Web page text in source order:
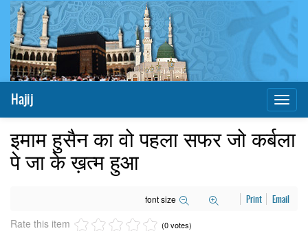
Hajij
इमाम हुसैन का वो पहला सफर जो कर्बला
पे जा के ख़त्म हुआ
font size Print Email
Rate this item (0 votes)